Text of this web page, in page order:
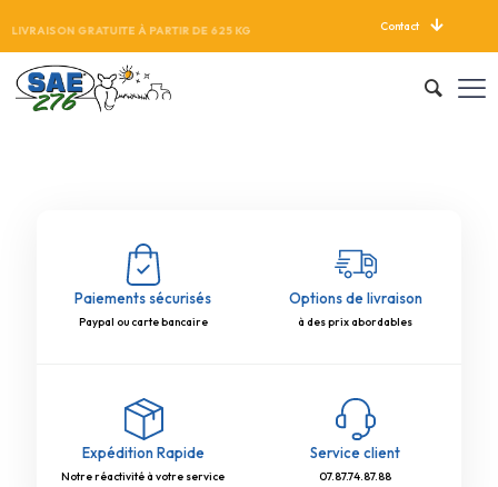
LIVRAISON GRATUITE À PARTIR DE 625 KG Contact
Paiements sécurisés
Paypal ou carte bancaire
Options de livraison
à des prix abordables
Expédition Rapide
Notre réactivité à votre service
Service client
07.87.74.87.88